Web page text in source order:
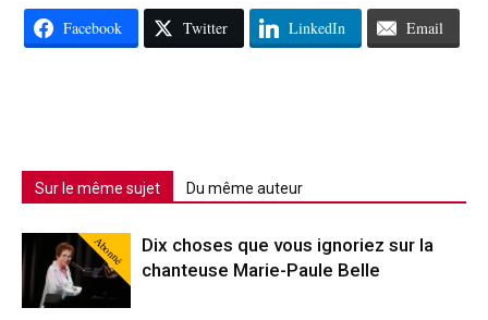
Facebook Twitter LinkedIn Email
Sur le même sujet Du même auteur
Abonné
Dix choses que vous ignoriez sur la
chanteuse Marie-Paule Belle